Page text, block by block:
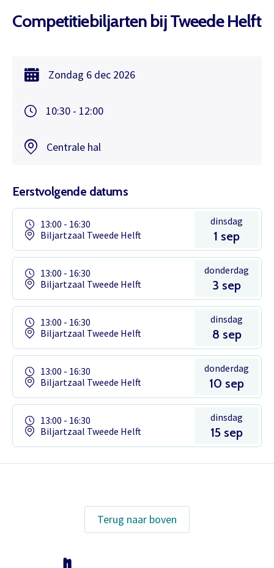
Inloggen
voorstellingen.
waardoor per voorstelling maar één
Competitiebiljarten bij Tweede Helft
Zondag 6 dec 2026
10:30 - 12:00
Centrale hal
Eerstvolgende datums
13:00 - 16:30
Biljartzaal Tweede Helft
dinsdag
1 sep
13:00 - 16:30
Biljartzaal Tweede Helft
donderdag
3 sep
13:00 - 16:30
Biljartzaal Tweede Helft
dinsdag
8 sep
13:00 - 16:30
Biljartzaal Tweede Helft
donderdag
10 sep
13:00 - 16:30
Biljartzaal Tweede Helft
dinsdag
15 sep
Terug naar boven